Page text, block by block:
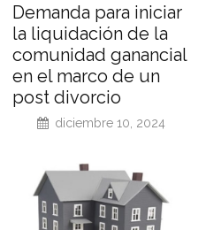
Demanda para iniciar
la liquidación de la
comunidad ganancial
en el marco de un
post divorcio
diciembre 10, 2024